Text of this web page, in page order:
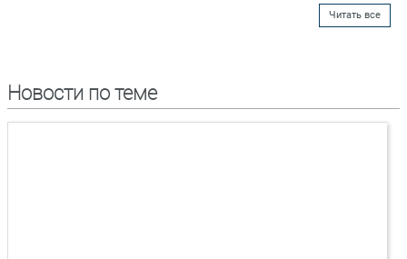
Читать все
Новости по теме